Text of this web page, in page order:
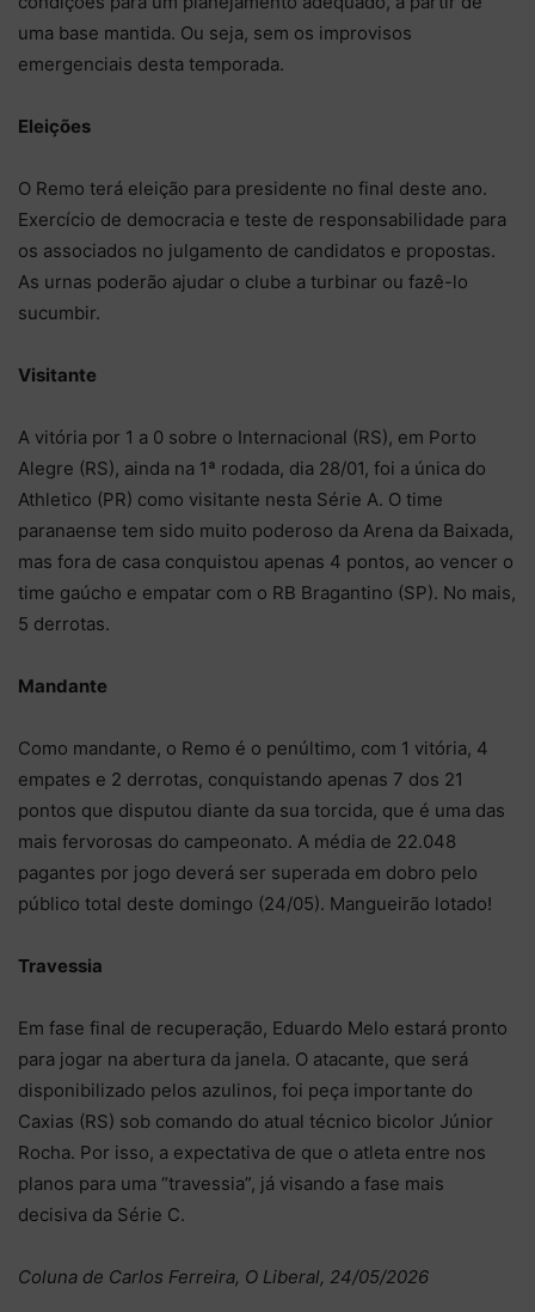
uma base mantida. Ou seja, sem os improvisos
emergenciais desta temporada.
Eleições
O Remo terá eleição para presidente no final deste ano.
Exercício de democracia e teste de responsabilidade para
os associados no julgamento de candidatos e propostas.
As urnas poderão ajudar o clube a turbinar ou fazê-lo
sucumbir.
Visitante
A vitória por 1 a 0 sobre o Internacional (RS), em Porto
Alegre (RS), ainda na 1ª rodada, dia 28/01, foi a única do
Athletico (PR) como visitante nesta Série A. O time
paranaense tem sido muito poderoso da Arena da Baixada,
mas fora de casa conquistou apenas 4 pontos, ao vencer o
time gaúcho e empatar com o RB Bragantino (SP). No mais,
5 derrotas.
Mandante
Como mandante, o Remo é o penúltimo, com 1 vitória, 4
empates e 2 derrotas, conquistando apenas 7 dos 21
pontos que disputou diante da sua torcida, que é uma das
mais fervorosas do campeonato. A média de 22.048
pagantes por jogo deverá ser superada em dobro pelo
público total deste domingo (24/05). Mangueirão lotado!
Travessia
Em fase final de recuperação, Eduardo Melo estará pronto
para jogar na abertura da janela. O atacante, que será
disponibilizado pelos azulinos, foi peça importante do
Caxias (RS) sob comando do atual técnico bicolor Júnior
Rocha. Por isso, a expectativa de que o atleta entre nos
planos para uma “travessia”, já visando a fase mais
decisiva da Série C.
Coluna de Carlos Ferreira, O Liberal, 24/05/2026